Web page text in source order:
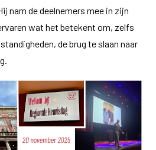
nam de deelnemers mee in zijn
wat het betekent om, zelfs
de brug te slaan naar